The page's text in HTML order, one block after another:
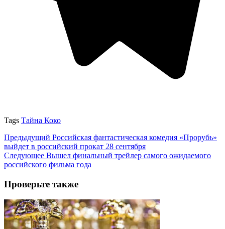
Tags Тайна Коко
Предыдущий Российская фантастическая комедия «Прорубь»
выйдет в российский прокат 28 сентября
Следующее Вышел финальный трейлер самого ожидаемого
российского фильма года
Проверьте также